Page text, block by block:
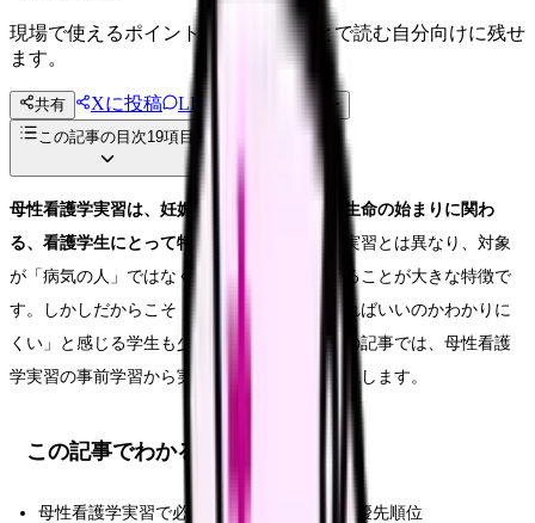
現場で使えるポイントを、同僚やあとで読む自分向けに残せ
ます。
共有 Xに投稿 LINE
投稿文コピー
この記事の目次19項目
母性看護学実習は、妊娠・出産・産褥という生命の始まりに関わ
る、看護学生にとって特別な経験です。
他の実習とは異なり、対象
が「病気の人」ではなく「健康な母子」であることが大きな特徴で
す。しかしだからこそ「何をアセスメントすればいいのかわかりに
くい」と感じる学生も少なくありません。この記事では、母性看護
学実習の事前学習から実践までを段階的に解説します。
この記事でわかること
母性看護学実習で必要な事前学習の内容と優先順位